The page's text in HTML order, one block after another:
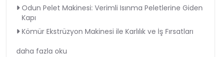
Odun Pelet Makinesi: Verimli Isınma Peletlerine Giden
Kapı
Kömür Ekstrüzyon Makinesi ile Karlılık ve İş Fırsatları
daha fazla oku